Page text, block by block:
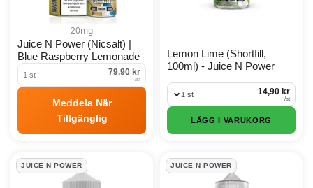
20mg
Juice N Power (Nicsalt) |
Blue Raspberry Lemonade
1 st 79,90 kr
/st
Meddela När
Tillgänglig
Lemon Lime (Shortfill,
100ml) - Juice N Power
1 st 14,90 kr
/st
LÄGG I VARUKORG
JUICE N POWER JUICE N POWER